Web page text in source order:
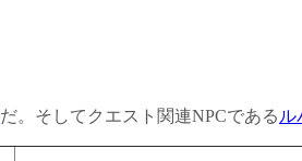
だ。そしてクエスト関連NPCである ル